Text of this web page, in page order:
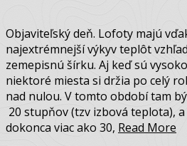
Objaviteľský deň. Lofoty majú
najextrémnejší výkyv teplôt
zemepisnú šírku. Aj keď sú
niektoré miesta si držia po celý
nad nulou. V tomto období tam
20 stupňov (tzv izbová teplota),
dokonca viac ako 30, Read More